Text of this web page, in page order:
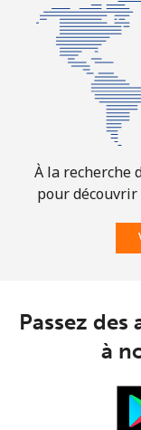
À la recherche
pour découvrir
Passez
à